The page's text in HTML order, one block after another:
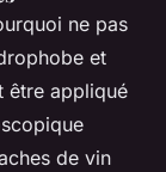
ne pas
et
être appliqué
de vin